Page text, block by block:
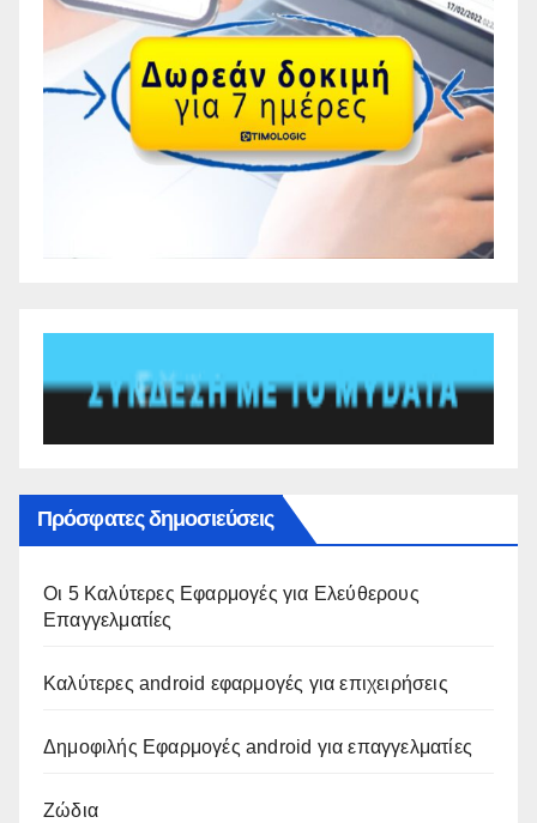
Πρόσφατες δημοσιεύσεις
Οι 5 Καλύτερες Εφαρμογές για Ελεύθερους
Επαγγελματίες
Καλύτερες android εφαρμογές για επιχειρήσεις
Δημοφιλής Εφαρμογές android για επαγγελματίες
Ζώδια